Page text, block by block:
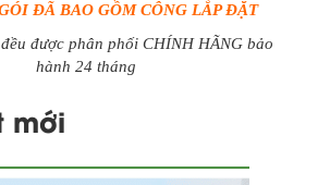
ĐÃ BAO GỒM CÔNG LẮP ĐẶT
được phân phối CHÍNH HÃNG bảo
hành 24 tháng
mới